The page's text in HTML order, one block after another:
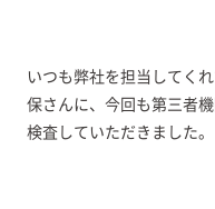
いつも弊社を担当してく
保さんに、今回も第三者
検査していただきました。